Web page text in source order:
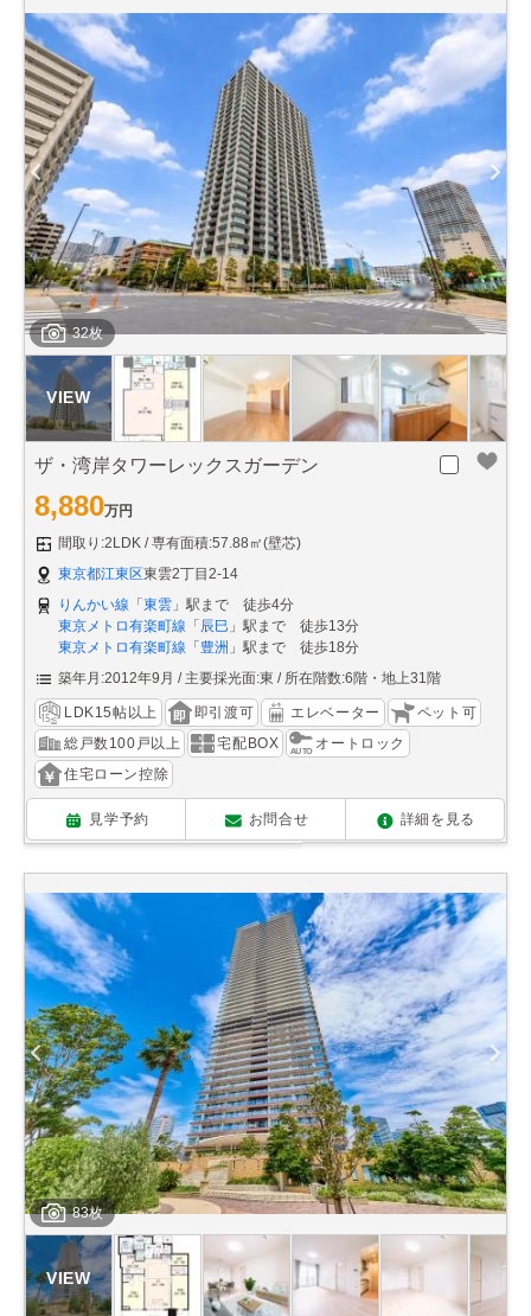
32枚
ザ・湾岸タワーレックスガーデン
8,880万円
間取り:2LDK
専有面積:57.88㎡(壁芯)
東京都江東区東雲2丁目2-14
りんかい線 「東雲 」駅まで 徒歩4分
東京メトロ有楽町線 「辰巳 」駅まで 徒歩13分
東京メトロ有楽町線 「豊洲 」駅まで 徒歩18分
築年月:2012年9月
主要採光面:東 所在階数:6階・地上31階
LDK15帖以上 即引渡可 エレベーター
ペット可
総戸数100戸以上
宅配BOX
オートロック
住宅ローン控除
見学予約 お問合せ 詳細を見る
83枚